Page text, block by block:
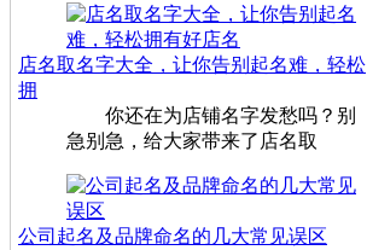
店名取名字大全，让你告别起名难，轻松
拥
你还在为店铺名字发愁吗？别
急别急，给大家带来了店名取
公司起名及品牌命名的几大常见误区